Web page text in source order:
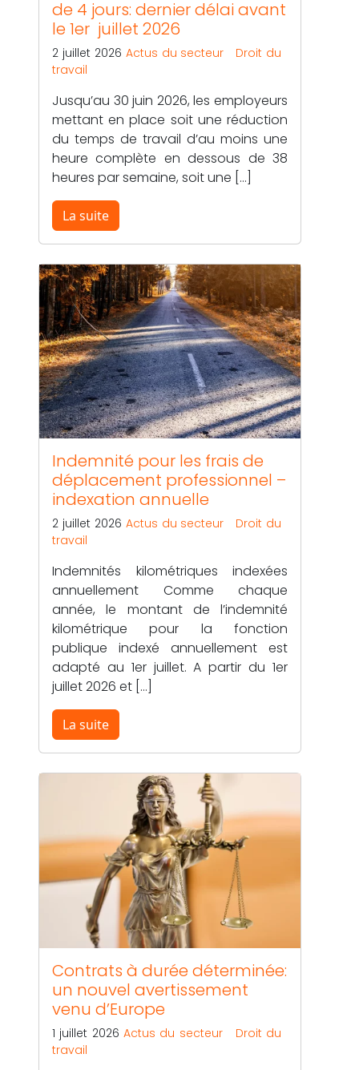
de 4 jours: dernier délai avant
le 1er juillet 2026
2 juillet 2026 Actus du secteur
Droit du
travail
Jusqu’au 30 juin 2026, les employeurs
mettant en place soit une réduction
du temps de travail d’au moins une
heure complète en dessous de 38
heures par semaine, soit une […]
La suite
Indemnité pour les frais de
déplacement professionnel –
indexation annuelle
2 juillet 2026 Actus du secteur
Droit du
travail
Indemnités kilométriques indexées
annuellement Comme chaque
année, le montant de l’indemnité
kilométrique pour la fonction
publique indexé annuellement est
adapté au 1er juillet. A partir du 1er
juillet 2026 et […]
La suite
Contrats à durée déterminée:
un nouvel avertissement
venu d’Europe
1 juillet 2026 Actus du secteur
Droit du
travail